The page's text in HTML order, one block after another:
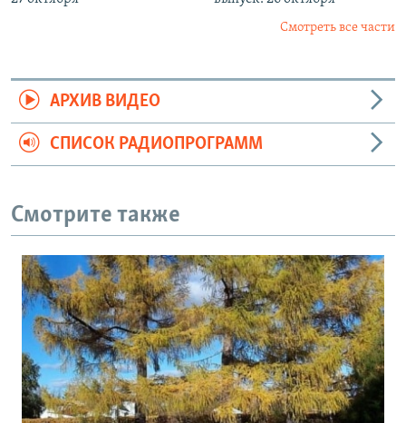
Смотреть все части
АРХИВ ВИДЕО
СПИСОК РАДИОПРОГРАММ
Смотрите также